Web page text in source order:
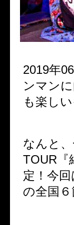
2019年
ンマン
も楽し
なんと
TOUR『
定！今
の全国６